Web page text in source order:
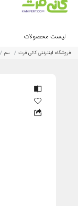
لیست محصولات
فروشگاه اینترنتی کانی فرت سم